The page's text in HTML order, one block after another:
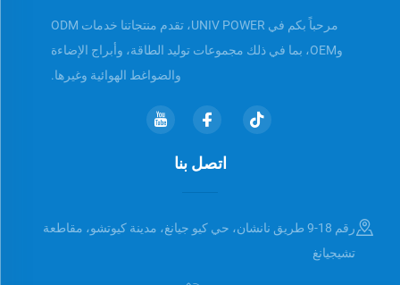
مرحباً بكم في UNIV POWER، تقدم منتجاتنا خدمات ODM
وOEM، بما في ذلك مجموعات توليد الطاقة، وأبراج الإضاءة
والضواغط الهوائية وغيرها.
اتصل بنا
رقم 18-9 طريق نانشان، حي كيو جيانغ، مدينة كيوتشو، مقاطعة
تشيجيانغ